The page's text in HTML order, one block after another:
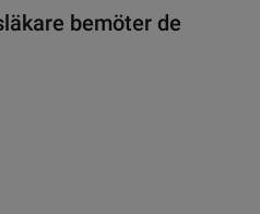
bemöter de